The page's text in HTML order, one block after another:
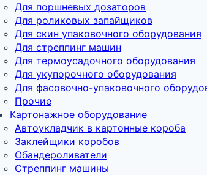
Для поршневых дозаторов
Для роликовых запайщиков
Для скин упаковочного оборудования
Для стреппинг машин
Для термоусадочного оборудования
Для укупорочного оборудования
Для фасовочно-упаковочного
Прочие
Картонажное оборудование
Автоукладчик в картонные короба
Заклейщики коробов
Обандероливатели
Стреппинг машины